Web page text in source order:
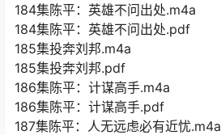
184集陈平：英雄不问出处.m4a
184集陈平：英雄不问出处.pdf
185集投奔刘邦.m4a
185集投奔刘邦.pdf
186集陈平：计谋高手.m4a
186集陈平：计谋高手.pdf
187集陈平：人无远虑必有近忧.m4a